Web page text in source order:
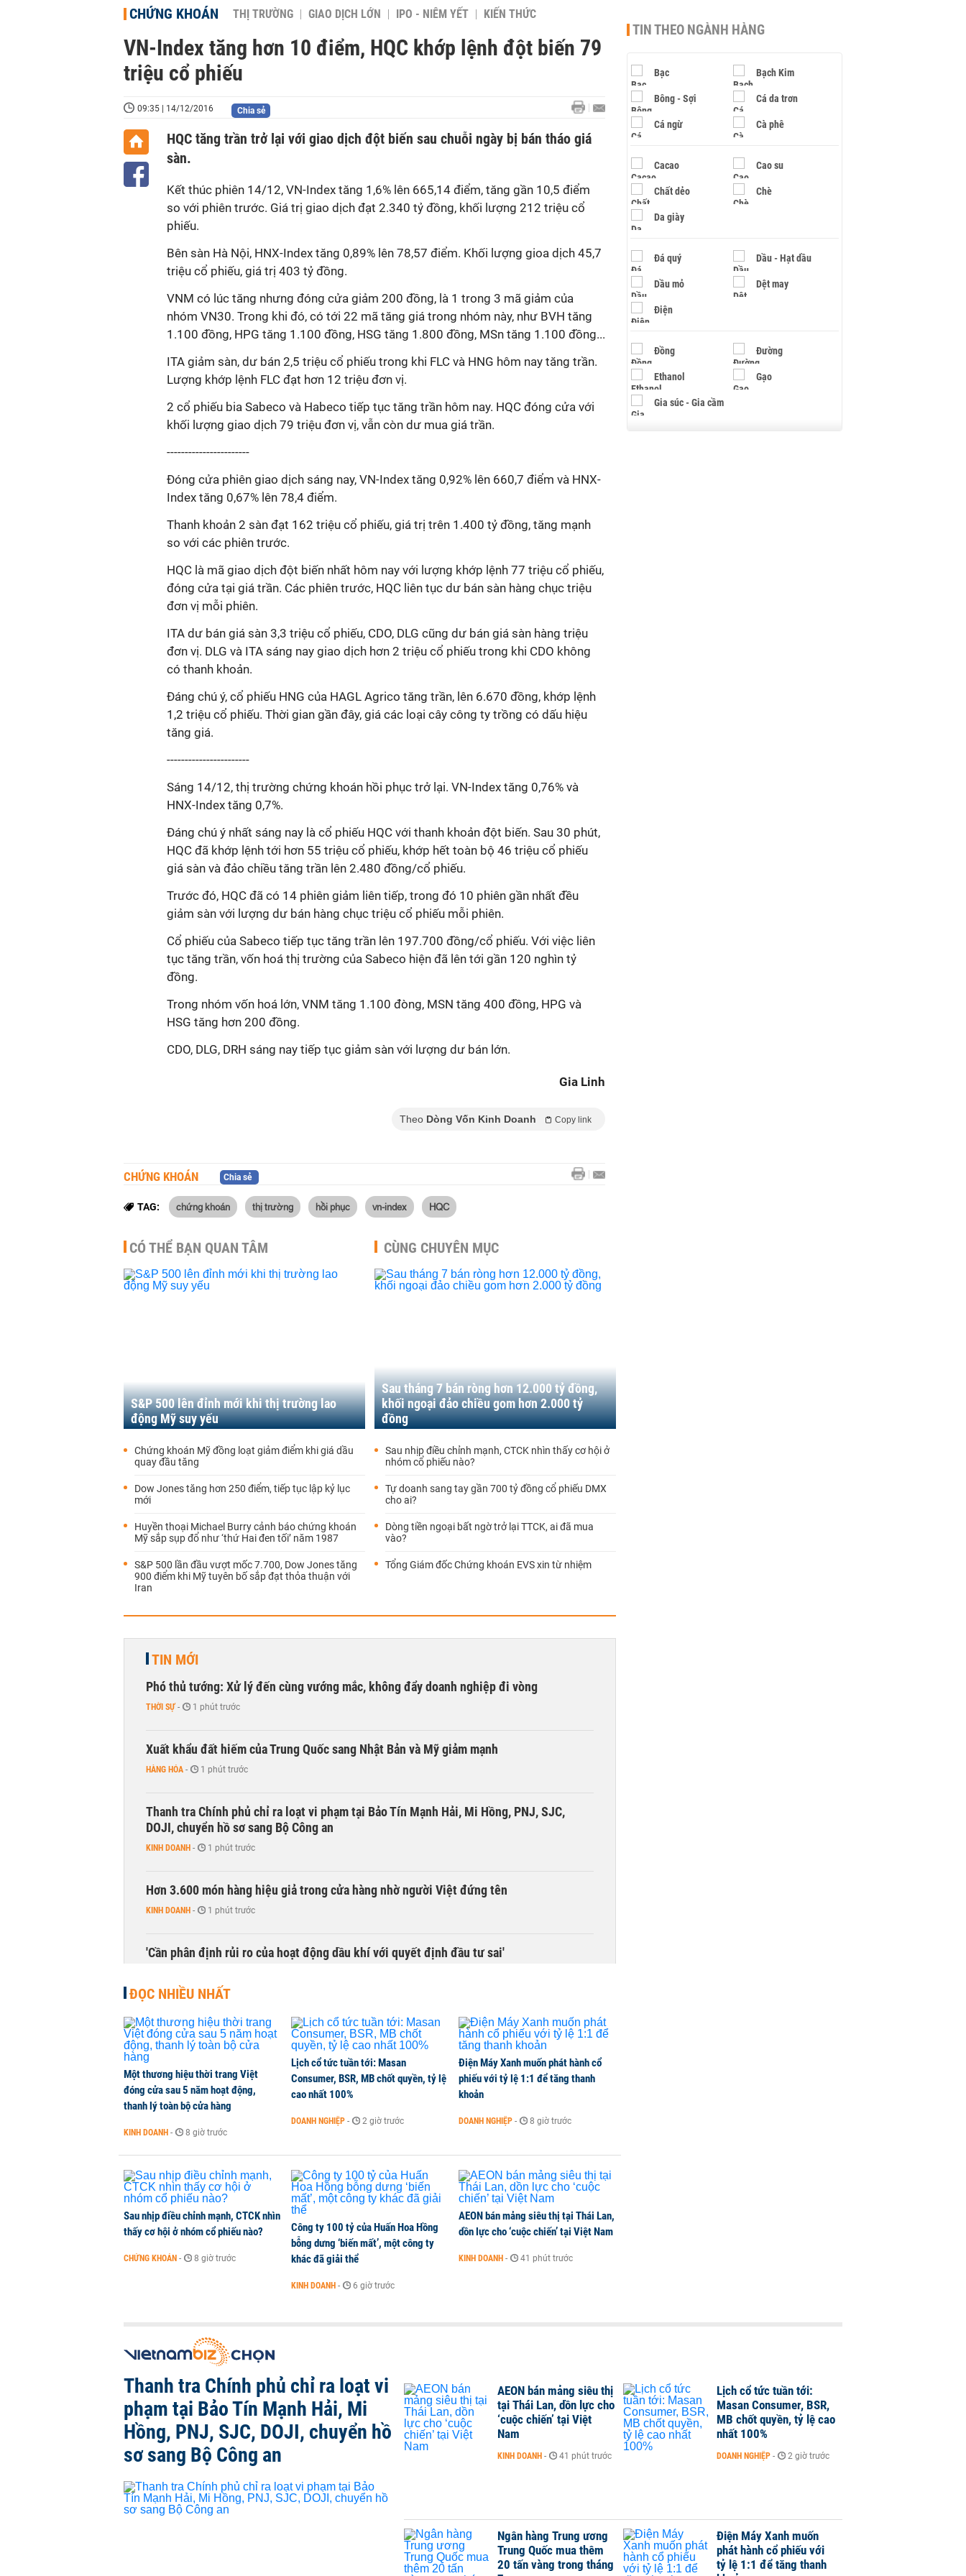
CHỨNG KHOÁN THỊ TRƯỜNG GIAO DỊCH LỚN IPO - NIÊM YẾT KIẾN THỨC
VN-Index tăng hơn 10 điểm, HQC khớp lệnh đột biến 79
triệu cổ phiếu
09:35 | 14/12/2016 Chia sẻ
HQC tăng trần trở lại với giao dịch đột biến sau chuỗi ngày bị bán tháo giá
sàn.
Kết thúc phiên 14/12, VN-Index tăng 1,6% lên 665,14 điểm, tăng gần 10,5 điểm
so với phiên trước. Giá trị giao dịch đạt 2.340 tỷ đồng, khối lượng 212 triệu cổ
phiếu.
Bên sàn Hà Nội, HNX-Index tăng 0,89% lên 78,57 điểm. Khối lượng gioa dịch 45,7
triệu cổ phiếu, giá trị 403 tỷ đồng.
VNM có lúc tăng nhưng đóng cửa giảm 200 đồng, là 1 trong 3 mã giảm của
nhóm VN30. Trong khi đó, có tới 22 mã tăng giá trong nhóm này, như BVH tăng
1.100 đồng, HPG tăng 1.100 đồng, HSG tăng 1.800 đồng, MSn tăng 1.100 đồng...
ITA giảm sàn, dư bán 2,5 triệu cổ phiếu trong khi FLC và HNG hôm nay tăng trần.
Lượng khớp lệnh FLC đạt hơn 12 triệu đơn vị.
2 cổ phiếu bia Sabeco và Habeco tiếp tục tăng trần hôm nay. HQC đóng cửa với
khối lượng giao dịch 79 triệu đơn vị, vẫn còn dư mua giá trần.
-----------------------
Đóng cửa phiên giao dịch sáng nay, VN-Index tăng 0,92% lên 660,7 điểm và HNX-
Index tăng 0,67% lên 78,4 điểm.
Thanh khoản 2 sàn đạt 162 triệu cổ phiếu, giá trị trên 1.400 tỷ đồng, tăng mạnh
so với các phiên trước.
HQC là mã giao dịch đột biến nhất hôm nay với lượng khớp lệnh 77 triệu cổ phiếu,
đóng cửa tại giá trần. Các phiên trước, HQC liên tục dư bán sàn hàng chục triệu
đơn vị mỗi phiên.
ITA dư bán giá sàn 3,3 triệu cổ phiếu, CDO, DLG cũng dư bán giá sàn hàng triệu
đơn vị. DLG và ITA sáng nay giao dịch hơn 2 triệu cổ phiếu trong khi CDO không
có thanh khoản.
Đáng chú ý, cổ phiếu HNG của HAGL Agrico tăng trần, lên 6.670 đồng, khớp lệnh
1,2 triệu cổ phiếu. Thời gian gần đây, giá các loại cây công ty trồng có dấu hiệu
tăng giá.
-----------------------
Sáng 14/12, thị trường chứng khoán hồi phục trở lại. VN-Index tăng 0,76% và
HNX-Index tăng 0,7%.
Đáng chú ý nhất sáng nay là cổ phiếu HQC với thanh khoản đột biến. Sau 30 phút,
HQC đã khớp lệnh tới hơn 55 triệu cổ phiếu, khớp hết toàn bộ 46 triệu cổ phiếu
giá sàn và đảo chiều tăng trần lên 2.480 đồng/cổ phiếu.
Trước đó, HQC đã có 14 phiên giảm liên tiếp, trong đó 10 phiên gần nhất đều
giảm sàn với lượng dư bán hàng chục triệu cổ phiếu mỗi phiên.
Cổ phiếu của Sabeco tiếp tục tăng trần lên 197.700 đồng/cổ phiếu. Với việc liên
tục tăng trần, vốn hoá thị trường của Sabeco hiện đã lên tới gần 120 nghìn tỷ
đồng.
Trong nhóm vốn hoá lớn, VNM tăng 1.100 đòng, MSN tăng 400 đồng, HPG và
HSG tăng hơn 200 đồng.
CDO, DLG, DRH sáng nay tiếp tục giảm sàn với lượng dư bán lớn.
Gia Linh
Theo Dòng Vốn Kinh Doanh Copy link
CHỨNG KHOÁN Chia sẻ
TAG: chứng khoán thị trường hồi phục vn-index HQC
CÓ THỂ BẠN QUAN TÂM
S&P 500 lên đỉnh mới khi thị trường lao
động Mỹ suy yếu
Chứng khoán Mỹ đồng loạt giảm điểm khi giá dầu
quay đầu tăng
Dow Jones tăng hơn 250 điểm, tiếp tục lập kỷ lục
mới
Huyền thoại Michael Burry cảnh báo chứng khoán
Mỹ sắp sụp đổ như ‘thứ Hai đen tối’ năm 1987
S&P 500 lần đầu vượt mốc 7.700, Dow Jones tăng
900 điểm khi Mỹ tuyên bố sắp đạt thỏa thuận với
Iran
CÙNG CHUYÊN MỤC
Sau tháng 7 bán ròng hơn 12.000 tỷ đồng,
khối ngoại đảo chiều gom hơn 2.000 tỷ
đồng
Sau nhịp điều chỉnh mạnh, CTCK nhìn thấy cơ hội ở
nhóm cổ phiếu nào?
Tự doanh sang tay gần 700 tỷ đồng cổ phiếu DMX
cho ai?
Dòng tiền ngoại bất ngờ trở lại TTCK, ai đã mua
vào?
Tổng Giám đốc Chứng khoán EVS xin từ nhiệm
TIN MỚI
Phó thủ tướng: Xử lý đến cùng vướng mắc, không đẩy doanh nghiệp đi vòng
THỜI SỰ - 1 phút trước
Xuất khẩu đất hiếm của Trung Quốc sang Nhật Bản và Mỹ giảm mạnh
HÀNG HÓA - 1 phút trước
Thanh tra Chính phủ chỉ ra loạt vi phạm tại Bảo Tín Mạnh Hải, Mi Hồng, PNJ, SJC,
DOJI, chuyển hồ sơ sang Bộ Công an
KINH DOANH - 1 phút trước
Hơn 3.600 món hàng hiệu giả trong cửa hàng nhờ người Việt đứng tên
KINH DOANH - 1 phút trước
'Cần phân định rủi ro của hoạt động dầu khí với quyết định đầu tư sai'
ĐỌC NHIỀU NHẤT
Một thương hiệu thời trang Việt
đóng cửa sau 5 năm hoạt động,
thanh lý toàn bộ cửa hàng
KINH DOANH - 8 giờ trước
Lịch cổ tức tuần tới: Masan
Consumer, BSR, MB chốt quyền, tỷ lệ
cao nhất 100%
DOANH NGHIỆP - 2 giờ trước
Điện Máy Xanh muốn phát hành cổ
phiếu với tỷ lệ 1:1 để tăng thanh
khoản
DOANH NGHIỆP - 8 giờ trước
Sau nhịp điều chỉnh mạnh, CTCK nhìn
thấy cơ hội ở nhóm cổ phiếu nào?
CHỨNG KHOÁN - 8 giờ trước
Công ty 100 tỷ của Huấn Hoa Hồng
bỗng dưng ‘biến mất’, một công ty
khác đã giải thể
KINH DOANH - 6 giờ trước
AEON bán mảng siêu thị tại Thái Lan,
dồn lực cho ‘cuộc chiến’ tại Việt Nam
KINH DOANH - 41 phút trước
TIN THEO NGÀNH HÀNG
Bạc Bạch Kim
Bông - Sợi Cá da trơn
Cá ngừ Cà phê
Cacao Cao su
Chất dẻo Chè
Da giày
Đá quý Dầu - Hạt dầu
Dầu mỏ Dệt may
Điện
Đồng Đường
Ethanol Gạo
Gia súc - Gia cầm
Thanh tra Chính phủ chỉ ra loạt vi
phạm tại Bảo Tín Mạnh Hải, Mi
Hồng, PNJ, SJC, DOJI, chuyển hồ
sơ sang Bộ Công an
AEON bán mảng siêu thị
tại Thái Lan, dồn lực cho
‘cuộc chiến’ tại Việt
Nam
KINH DOANH - 41 phút trước
Lịch cổ tức tuần tới:
Masan Consumer, BSR,
MB chốt quyền, tỷ lệ cao
nhất 100%
DOANH NGHIỆP - 2 giờ trước
Ngân hàng Trung ương
Trung Quốc mua thêm
20 tấn vàng trong tháng
Điện Máy Xanh muốn
phát hành cổ phiếu với
tỷ lệ 1:1 để tăng thanh